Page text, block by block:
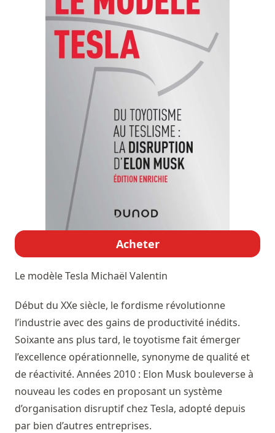
Acheter
Le modèle Tesla Michaël Valentin
Début du XXe siècle, le fordisme révolutionne
l’industrie avec des gains de productivité inédits.
Soixante ans plus tard, le toyotisme fait émerger
l’excellence opérationnelle, synonyme de qualité et
de réactivité. Années 2010 : Elon Musk bouleverse à
nouveau les codes en proposant un système
d’organisation disruptif chez Tesla, adopté depuis
par bien d’autres entreprises.